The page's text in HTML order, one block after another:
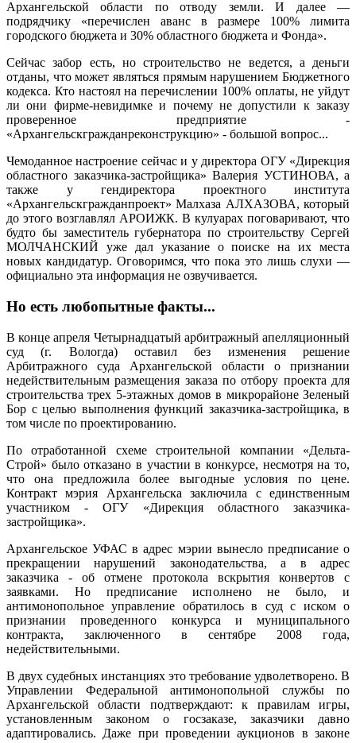
Архангельской области по отводу земли. И далее —
подрядчику «перечислен аванс в размере 100% лимита
городского бюджета и 30% областного бюджета и Фонда».
Сейчас забор есть, но строительство не ведется, а деньги
отданы, что может являться прямым нарушением Бюджетного
кодекса. Кто настоял на перечислении 100% оплаты, не уйдут
ли они фирме-невидимке и почему не допустили к заказу
проверенное предприятие -
«Архангельскгражданреконструкцию» - большой вопрос...
Чемоданное настроение сейчас и у директора ОГУ «Дирекция
областного заказчика-застройщика» Валерия УСТИНОВА, а
также у гендиректора проектного института
«Архангельскгражданпроект» Малхаза АЛХАЗОВА, который
до этого возглавлял АРОИЖК. В кулуарах поговаривают, что
будто бы заместитель губернатора по строительству Сергей
МОЛЧАНСКИЙ уже дал указание о поиске на их места
новых кандидатур. Оговоримся, что пока это лишь слухи —
официально эта информация не озвучивается.
Но есть любопытные факты...
В конце апреля Четырнадцатый арбитражный апелляционный
суд (г. Вологда) оставил без изменения решение
Арбитражного суда Архангельской области о признании
недействительным размещения заказа по отбору проекта для
строительства трех 5-этажных домов в микрорайоне Зеленый
Бор с целью выполнения функций заказчика-застройщика, в
том числе по проектированию.
По отработанной схеме строительной компании «Дельта-
Строй» было отказано в участии в конкурсе, несмотря на то,
что она предложила более выгодные условия по цене.
Контракт мэрия Архангельска заключила с единственным
участником - ОГУ «Дирекция областного заказчика-
застройщика».
Архангельское УФАС в адрес мэрии вынесло предписание о
прекращении нарушений законодательства, а в адрес
заказчика - об отмене протокола вскрытия конвертов с
заявками. Но предписание исполнено не было, и
антимонопольное управление обратилось в суд с иском о
признании проведенного конкурса и муниципального
контракта, заключенного в сентябре 2008 года,
недействительными.
В двух судебных инстанциях это требование удволетворено. В
Управлении Федеральной антимонопольной службы по
Архангельской области подтверждают: к правилам игры,
установленным законом о госзаказе, заказчики давно
адаптировались. Даже при проведении аукционов в законе